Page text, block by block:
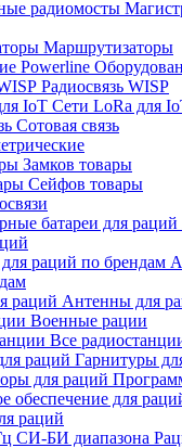
Маршрутизаторы
Радиосвязь WISP
Сети LoRa для
Сотовая связь
Замков товары
Сейфов товары
Антенны для
Военные рации
Все
Гарнитуры
раций